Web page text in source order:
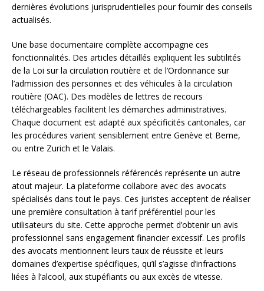
dernières évolutions jurisprudentielles pour fournir des conseils
actualisés.
Une base documentaire complète accompagne ces
fonctionnalités. Des articles détaillés expliquent les subtilités
de la Loi sur la circulation routière et de l’Ordonnance sur
l’admission des personnes et des véhicules à la circulation
routière (OAC). Des modèles de lettres de recours
téléchargeables facilitent les démarches administratives.
Chaque document est adapté aux spécificités cantonales, car
les procédures varient sensiblement entre Genève et Berne,
ou entre Zurich et le Valais.
Le réseau de professionnels référencés représente un autre
atout majeur. La plateforme collabore avec des avocats
spécialisés dans tout le pays. Ces juristes acceptent de réaliser
une première consultation à tarif préférentiel pour les
utilisateurs du site. Cette approche permet d’obtenir un avis
professionnel sans engagement financier excessif. Les profils
des avocats mentionnent leurs taux de réussite et leurs
domaines d’expertise spécifiques, qu’il s’agisse d’infractions
liées à l’alcool, aux stupéfiants ou aux excès de vitesse.